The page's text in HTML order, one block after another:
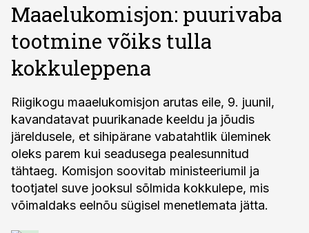
Maaelukomisjon: puurivaba
tootmine võiks tulla
kokkuleppena
Riigikogu maaelukomisjon arutas eile, 9. juunil,
kavandatavat puurikanade keeldu ja jõudis
järeldusele, et sihipärane vabatahtlik üleminek
oleks parem kui seadusega pealesunnitud
tähtaeg. Komisjon soovitab ministeeriumil ja
tootjatel suve jooksul sõlmida kokkulepe, mis
võimaldaks eelnõu sügisel menetlemata jätta.